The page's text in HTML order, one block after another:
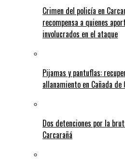
Crimen del policía en
recompensa a quienes
involucrados en el ataque
Pijamas y pantuflas:
allanamiento en Cañada de
Dos detenciones por la
Carcarañá